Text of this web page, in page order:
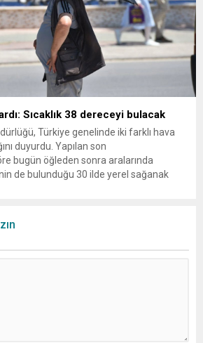
Sıcaklık 38 dereceyi bulacak
Türkiye genelinde iki farklı hava
duyurdu. Yapılan son
bugün öğleden sonra aralarında
de bulunduğu 30 ilde yerel sağanak
ulaşacak. Ayrıca...